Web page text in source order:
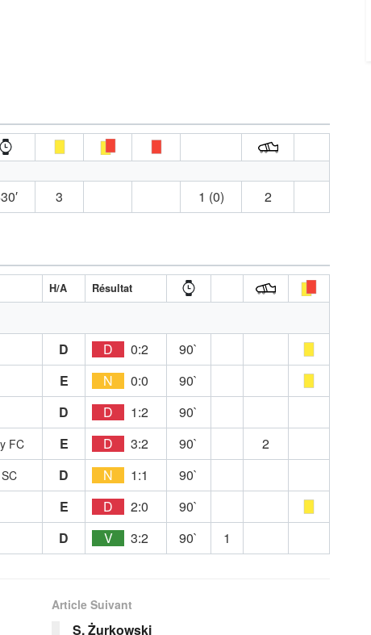
3 1 (0) 2
H/A Résultat
D D 0:2
90`
E N 0:0
90`
D D 1:2
90`
FC E D 3:2 90`
2
D N 1:1
90`
E D 2:0
90`
D V 3:2 90` 1
Article Suivant
S. Żurkowski